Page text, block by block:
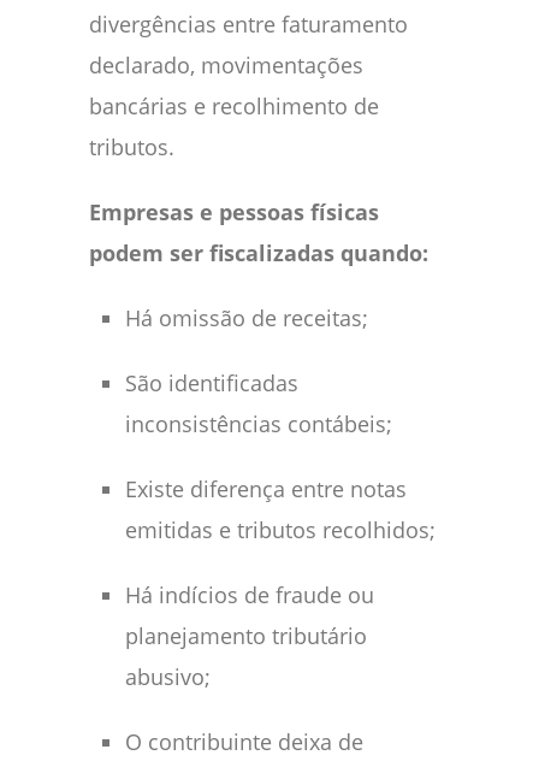
divergências entre faturamento
declarado, movimentações
bancárias e recolhimento de
tributos.
Empresas e pessoas físicas
podem ser fiscalizadas quando:
Há omissão de receitas;
São identificadas
inconsistências contábeis;
Existe diferença entre notas
emitidas e tributos recolhidos;
Há indícios de fraude ou
planejamento tributário
abusivo;
O contribuinte deixa de